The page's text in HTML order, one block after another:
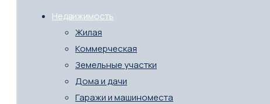
Недвижимость
Жилая
Коммерческая
Земельные участки
Дома и дачи
Гаражи и машиноместа